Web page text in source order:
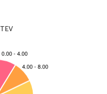
stranka   in   za   predsednika   je
predsednik ZDA.